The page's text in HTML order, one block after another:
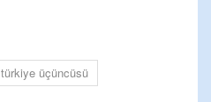
türkiye üçüncüsü